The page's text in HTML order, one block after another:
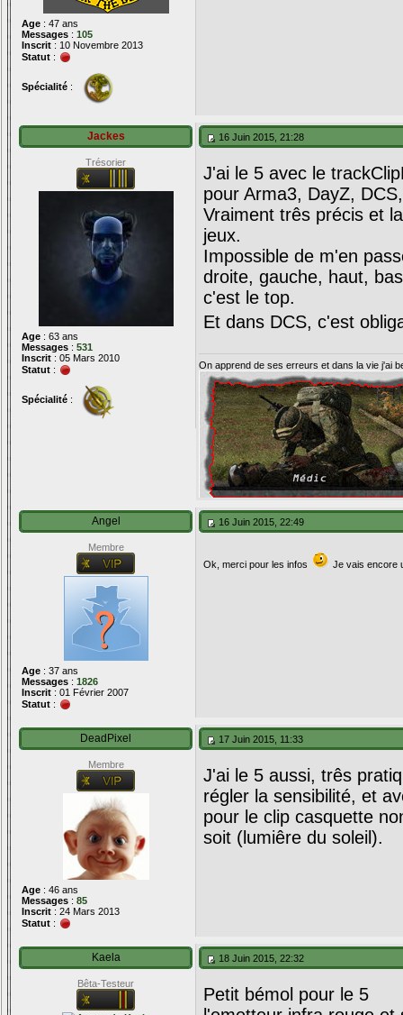
Age : 47 ans
Messages : 105
Inscrit : 10 Novembre 2013
Statut :
Spécialité :
Jackes
Trésorier
Age : 63 ans
Messages : 531
Inscrit : 05 Mars 2010
Statut :
Spécialité :
16 Juin 2015, 21:28
J'ai le 5 avec le
pour Arma3, DayZ,
Vraiment três précis et
jeux.
Impossible de m'en
droite, gauche, haut,
c'est le top.
Et dans DCS, c'est
On apprend de ses erreurs et dans la vie j'ai
Angel
Membre
Age : 37 ans
Messages : 1826
Inscrit : 01 Février 2007
Statut :
16 Juin 2015, 22:49
Ok, merci pour les infos Je vais encore
DeadPixel
Membre
Age : 46 ans
Messages : 85
Inscrit : 24 Mars 2013
Statut :
17 Juin 2015, 11:33
J'ai le 5 aussi, três
régler la sensibilité, et
pour le clip casquette
soit (lumiêre du soleil).
Kaela
Bêta-Testeur
18 Juin 2015, 22:32
Petit bémol pour le 5